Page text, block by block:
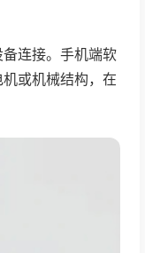
连接。手机端软
或机械结构，在